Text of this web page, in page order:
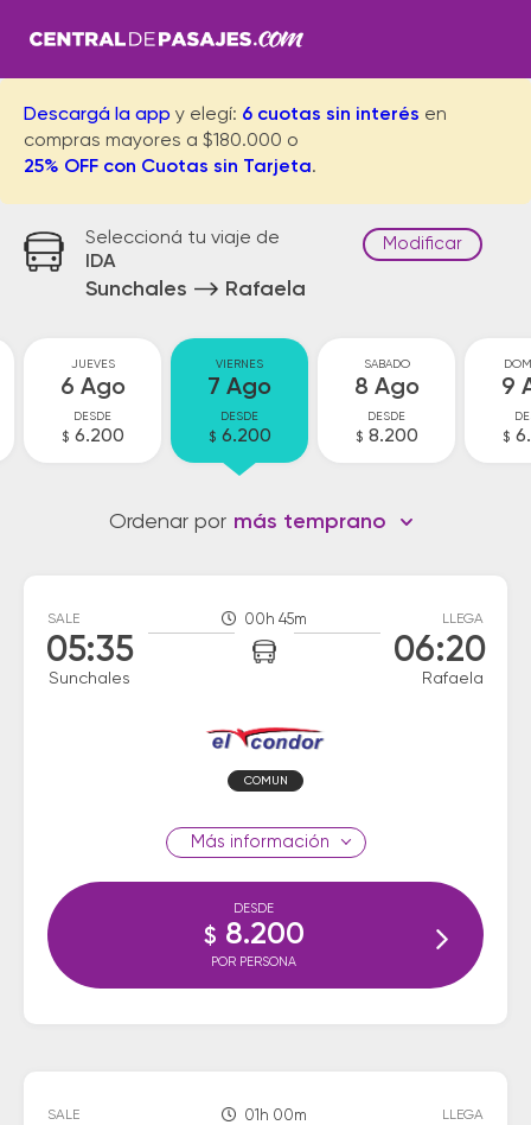
Descargá la app y elegí: 6 cuotas sin interés en
compras mayores a $180.000 o
25% OFF con Cuotas sin Tarjeta.
Seleccioná tu viaje de
IDA
Sunchales Rafaela
Modificar
JUEVES
6 Ago
DESDE
$ 6.200
VIERNES
7 Ago
DESDE
$ 6.200
SABADO
8 Ago
DESDE
$ 8.200
9
$
Ordenar por más temprano
SALE
05:35
Sunchales
00h 45m LLEGA
06:20
Rafaela
COMUN
información
DESDE
$ 8.200
POR PERSONA
SALE 01h 00m LLEGA